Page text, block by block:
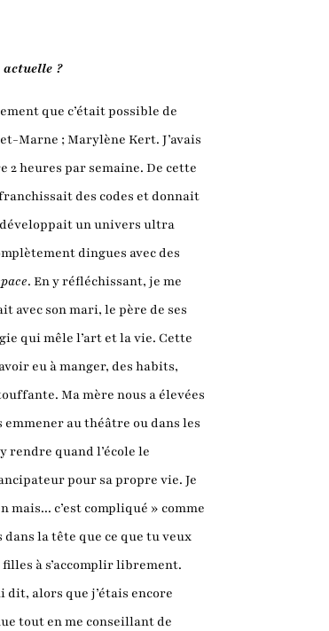
?
que c’était possible de
Marne ; Marylène Kert. J’avais
heures par semaine. De cette
des codes et donnait
développait un univers ultra
dingues avec des
. En y réfléchissant, je me
avec son mari, le père de ses
qui mêle l’art et la vie. Cette
eu à manger, des habits,
Ma mère nous a élevées
emmener au théâtre ou dans les
rendre quand l’école le
pour sa propre vie. Je
c’est compliqué » comme
la tête que ce que tu veux
à s’accomplir librement.
dit, alors que j’étais encore
tout en me conseillant de